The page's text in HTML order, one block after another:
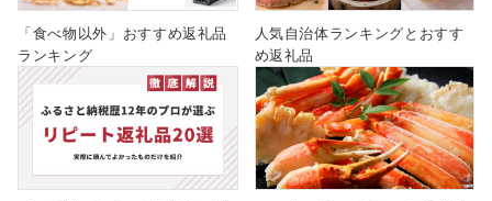
「食べ物以外」おすすめ返礼品
ランキング
人気自治体ランキングとおすす
め返礼品